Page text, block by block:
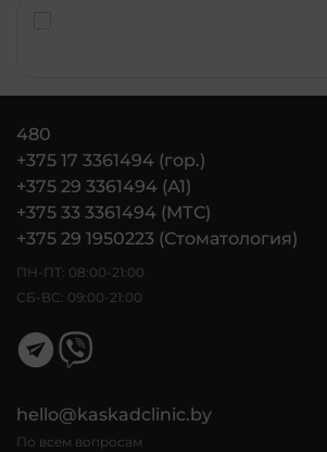
480
+375 17 3361494 (гор.)
+375 29 3361494 (А1)
+375 33 3361494 (МТС)
+375 29 1950223 (Стоматология)
ПН-ПТ: 08:00-21:00
СБ-ВС: 09:00-21:00
hello@kaskadclinic.by
По всем вопросам